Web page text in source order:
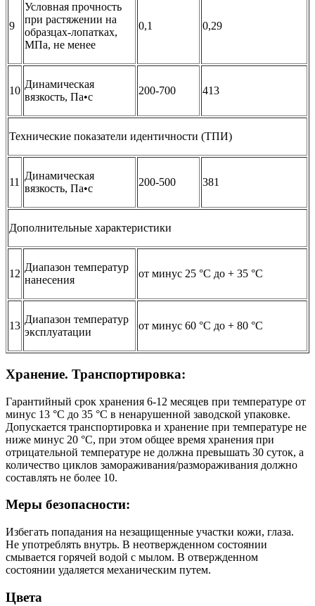
9
Условная прочность
при растяжении на
образцах-лопатках,
МПа, не менее
0,1 0,29
10
Динамическая
вязкость, Па•с
200-700 413
Технические показатели идентичности (ТПИ)
11
Динамическая
вязкость, Па•с
200-500 381
Дополнительные характеристики
12
Диапазон температур
нанесения
от минус 25 °С до + 35 °С
13
Диапазон температур
эксплуатации
от минус 60 °С до + 80 °С
Хранение. Транспортировка:
Гарантийный срок хранения 6-12 месяцев при температуре от
минус 13 °С до 35 °С в ненарушенной заводской упаковке.
Допускается транспортировка и хранение при температуре не
ниже минус 20 °С, при этом общее время хранения при
отрицательной температуре не должна превышать 30 суток, а
количество циклов замораживания/размораживания должно
составлять не более 10.
Меры безопасности:
Избегать попадания на незащищенные участки кожи, глаза.
Не употреблять внутрь. В неотвержденном состоянии
смывается горячей водой с мылом. В отвержденном
состоянии удаляется механическим путем.
Цвета